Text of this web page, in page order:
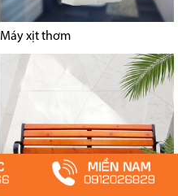
Máy xịt thơm